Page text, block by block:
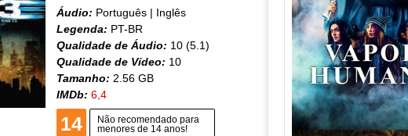
Áudio: Português | Inglês
Legenda: PT-BR
Qualidade de Áudio: 10 (5.1)
Qualidade de Vídeo: 10
Tamanho: 2.56 GB
IMDb: 6,4
14
Não recomendado para
menores de 14 anos!
Torrent (2026) WEB-
Dual Áudio